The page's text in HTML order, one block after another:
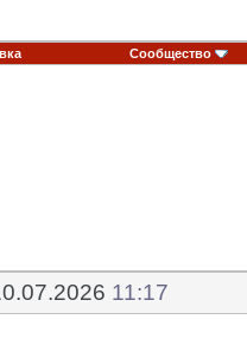
Сообщество
11:17